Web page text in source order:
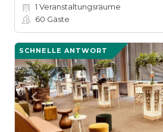
1 Veranstaltungsräume
60 Gäste
SCHNELLE ANTWORT